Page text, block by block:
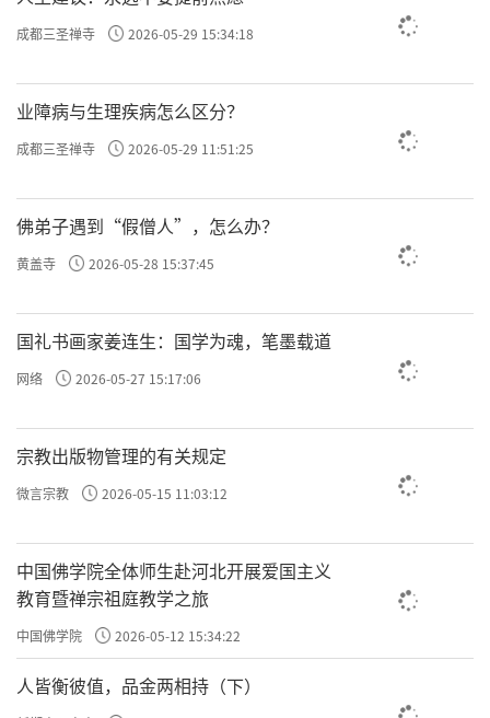
说，“住”的深浅程度，有九种
一、初住：「若于最初学缘境时，其心坚执名最
初住。」
这个时候，就是让你“死心眼”，只管好你的所缘
境，把心收回来，聚精会神，别让它往外跑。
修禅定有松有紧，刚开始这个坚执的阶段，就是
要用力大一点，跟自己那个散乱的老毛病对抗，
得拿出全力以赴的劲头来。
二、正念住：「次于后时令其正念流注不断，名
正念住。」
所谓“正念”，就是心不能离开目标。你得锁定它，
别让它跑了，要一个念头接一个念头地安住。
成都三圣禅寺 2026-05-29 15:34:18
业障病与生理疾病怎么区分？
成都三圣禅寺 2026-05-29 11:51:25
佛弟子遇到“假僧人”，怎么办？
黄盖寺 2026-05-28 15:37:45
国礼书画家姜连生：国学为魂，笔墨载道
网络 2026-05-27 15:17:06
宗教出版物管理的有关规定
微言宗教 2026-05-15 11:03:12
中国佛学院全体师生赴河北开展爱国主义
教育暨禅宗祖庭教学之旅
中国佛学院 2026-05-12 15:34:22
人皆衡彼值，品金两相持（下）